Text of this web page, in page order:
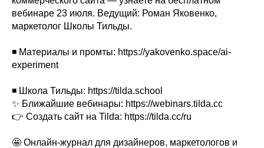
вебинаре 23 июля. Ведущий: Роман Яковенко,
маркетолог Школы Тильды.
◾ Материалы и промты: https://yakovenko.space/ai-
experiment
◾ Школа Тильды: https://tilda.school
✨ Ближайшие вебинары: https://webinars.tilda.cc
👉 Создать сайт на Tilda: https://tilda.cc/ru
🤩 Онлайн-журнал для дизайнеров, маркетологов и